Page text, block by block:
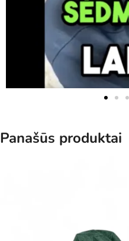
Panašūs produktai